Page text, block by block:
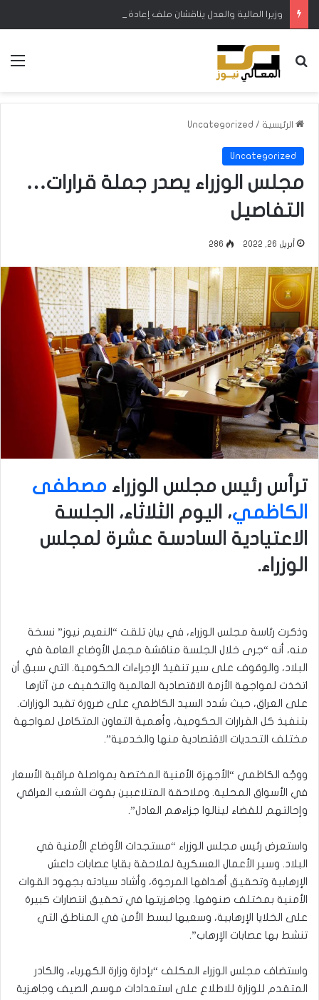
بحث عن
الرئيسية /
Uncategorized
Uncategorized
مجلس الوزراء يصدر جملة قرارات…
التفاصيل
أبريل 26, 2022 286
ترأس رئيس مجلس الوزراء مصطفى
الكاظمي، اليوم الثلاثاء، الجلسة
الاعتيادية السادسة عشرة لمجلس
الوزراء.
وذكرت رئاسة مجلس الوزراء، في بيان تلقت “النعيم نيوز” نسخة
منه، أنه “جرى خلال الجلسة مناقشة مجمل الأوضاع العامة في
البلاد، والوقوف على سير تنفيذ الإجراءات الحكومية. التي سبق أن
اتخذت لمواجهة الأزمة الاقتصادية العالمية والتخفيف من آثارها
على العراق، حيث شدد السيد الكاظمي على ضرورة تقيد الوزارات.
بتنفيذ كل القرارات الحكومية، وأهمية التعاون المتكامل لمواجهة
مختلف التحديات الاقتصادية منها والخدمية”.
ووجّه الكاظمي “الأجهزة الأمنية المختصة بمواصلة مراقبة الأسعار
في الأسواق المحلية. وملاحقة المتلاعبين بقوت الشعب العراقي
وإحالتهم للقضاء لينالوا جزاءهم العادل”.
واستعرض رئيس مجلس الوزراء “مستجدات الأوضاع الأمنية في
البلاد. وسير الأعمال العسكرية لملاحقة بقايا عصابات داعش
الإرهابية وتحقيق أهدافها المرجوة، وأشاد سيادته بجهود القوات
الأمنية بمختلف صنوفها. وجاهزيتها في تحقيق انتصارات كبيرة
على الخلايا الإرهابية، وسعيها لبسط الأمن في المناطق التي
تنشط بها عصابات الإرهاب”.
واستضاف مجلس الوزراء المكلف “بإدارة وزارة الكهرباء، والكادر
المتقدم للوزارة للاطلاع على استعدادات موسم الصيف وجاهزية